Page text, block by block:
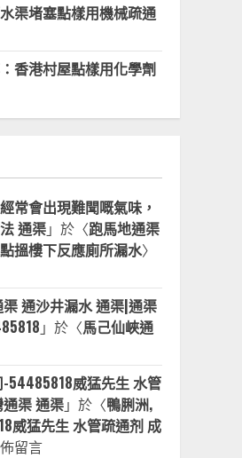
渠堵塞點樣用機械疏通
香港村屋點樣用化學劑
常會出現難聞嘅氣味，
通渠」於〈跑馬地通渠
搵樓下反應廁所漏水〉
通沙井漏水 通渠|通渠
」於〈馬己仙峽通
54485818威猛先生 水管
渠 通渠」於〈鴨脷洲,
威猛先生 水管疏通剂 成
留言